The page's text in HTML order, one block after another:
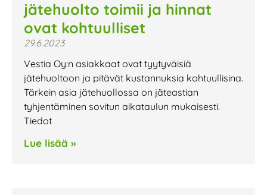
jätehuolto toimii ja hinnat
ovat kohtuulliset
29.6.2023
Vestia Oy:n asiakkaat ovat tyytyväisiä
jätehuoltoon ja pitävät kustannuksia kohtuullisina.
Tärkein asia jätehuollossa on jäteastian
tyhjentäminen sovitun aikataulun mukaisesti.
Tiedot
Lue lisää »